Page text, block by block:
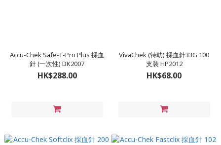
Accu-Chek Safe-T-Pro Plus 採血
針 (一次性) DK2007
HK$288.00
VivaChek (特幼) 採血針33G 100
支裝 HP2012
HK$68.00